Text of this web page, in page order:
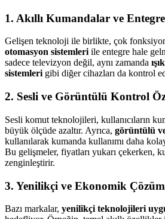
1. Akıllı Kumandalar ve
Gelişen teknoloji ile birlikte, çok
otomasyon sistemleriile entegre hale
sadece televizyon değil, aynı zamanda
sistemlerigibi diğer cihazları da kontrol
2. Sesli ve Görüntülü Kontrol
Sesli komut teknolojileri, kullanıcıların
büyük ölçüde azaltır. Ayrıca, görüntülü
kullanılarak kumanda kullanımı daha
Bu gelişmeler, fiyatları yukarı çekerken,
zenginleştirir.
3. Yenilikçi ve Ekonomik
Bazı markalar, yenilikçi teknolojileri